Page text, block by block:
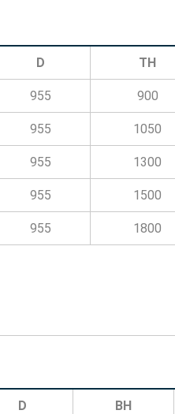
D TH
955 900
955 1050
955 1300
955 1500
955 1800
D BH